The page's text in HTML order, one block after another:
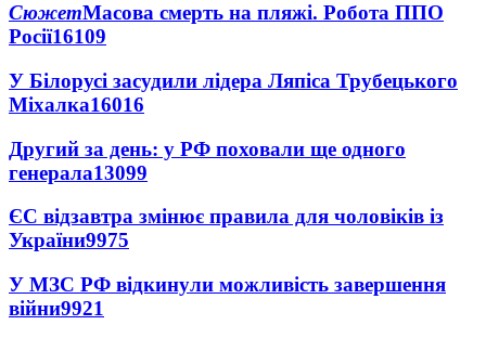
СюжетМасова смерть на пляжі. Робота ППО
Росії16109
У Білорусі засудили лідера Ляпіса Трубецького
Міхалка16016
Другий за день: у РФ поховали ще одного
генерала13099
ЄС відзавтра змінює правила для чоловіків із
України9975
У МЗС РФ відкинули можливість завершення
війни9921